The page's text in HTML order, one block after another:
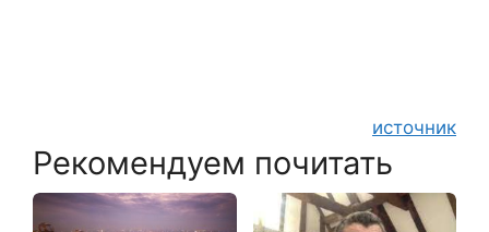
источник
Рекомендуем почитать